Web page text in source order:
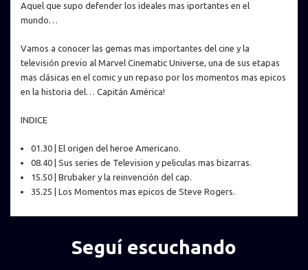
Aquel que supo defender los ideales mas iportantes en el
mundo…
Vamos a conocer las gemas mas importantes del cine y la
televisión previo al Marvel Cinematic Universe, una de sus etapas
mas clásicas en el comic y un repaso por los momentos mas epicos
en la historia del… Capitán América!
INDICE
01.30 | El origen del heroe Americano.
08.40 | Sus series de Television y peliculas mas bizarras.
15.50 | Brubaker y la reinvención del cap.
35.25 | Los Momentos mas epicos de Steve Rogers.
Seguí escuchando